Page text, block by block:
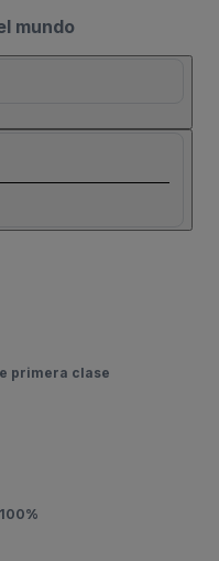
mundo
primera clase